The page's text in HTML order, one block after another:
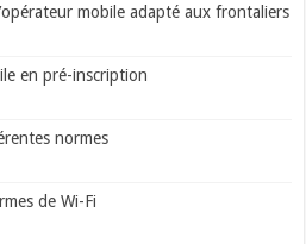
mobile adapté aux frontaliers
en pré-inscription
normes
de Wi-Fi